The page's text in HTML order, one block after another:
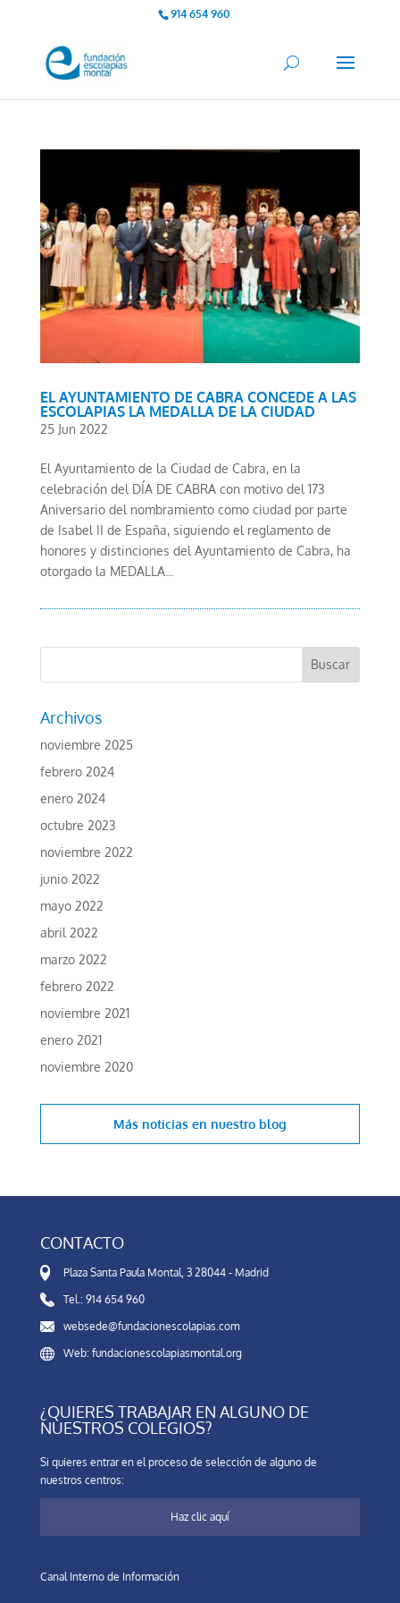
914 654 960
EL AYUNTAMIENTO DE CABRA CONCEDE A LAS
ESCOLAPIAS LA MEDALLA DE LA CIUDAD
25 Jun 2022
El Ayuntamiento de la Ciudad de Cabra, en la
celebración del DÍA DE CABRA con motivo del 173
Aniversario del nombramiento como ciudad por parte
de Isabel II de España, siguiendo el reglamento de
honores y distinciones del Ayuntamiento de Cabra, ha
otorgado la MEDALLA...
Archivos
noviembre 2025
febrero 2024
enero 2024
octubre 2023
noviembre 2022
junio 2022
mayo 2022
abril 2022
marzo 2022
febrero 2022
noviembre 2021
enero 2021
noviembre 2020
Más noticias en nuestro blog
CONTACTO
Plaza Santa Paula Montal, 3 28044 - Madrid
Tel.: 914 654 960
websede@fundacionescolapias.com
Web: fundacionescolapiasmontal.org
¿QUIERES TRABAJAR EN ALGUNO DE
NUESTROS COLEGIOS?
Si quieres entrar en el proceso de selección de alguno de
nuestros centros:
Haz clic aquí
Canal Interno de Información